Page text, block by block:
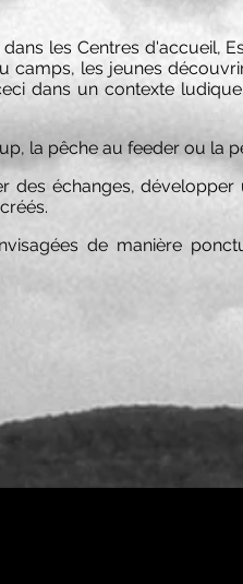
les Centres d'accueil,
les jeunes
dans un contexte
la pêche au feeder ou la
échanges, développer
de manière